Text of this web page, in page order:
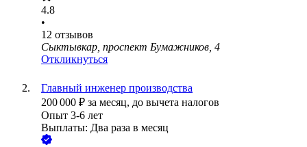
4.8
•
12 отзывов
Сыктывкар, проспект Бумажников, 4
Откликнуться
Главный инженер производства
200 000 ₽ за месяц, до вычета налогов
Опыт 3-6 лет
Выплаты: Два раза в месяц